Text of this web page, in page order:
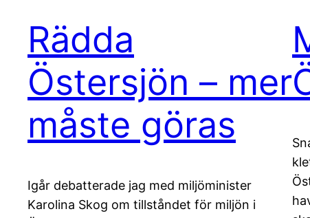
Rädda
Östersjön – mer
måste göras
Igår debatterade jag med miljöminister
Karolina Skog om tillståndet för miljön i